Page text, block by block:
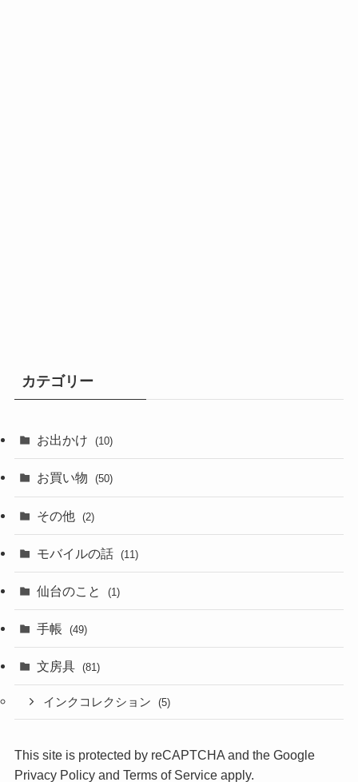
カテゴリー
お出かけ (10)
お買い物 (50)
その他 (2)
モバイルの話 (11)
仙台のこと (1)
手帳 (49)
文房具 (81)
インクコレクション (5)
This site is protected by reCAPTCHA and the Google
Privacy Policyand Terms of Serviceapply.